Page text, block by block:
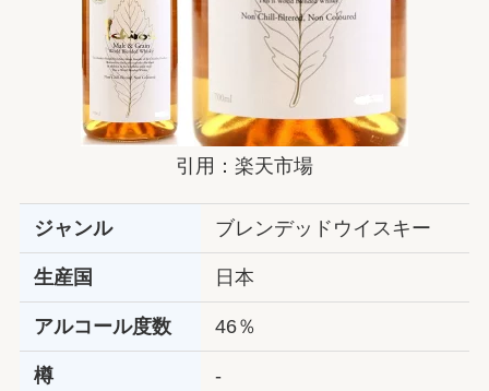
引用：楽天市場
ジャンル ブレンデッドウイスキー
生産国 日本
アルコール度数 46％
樽 ‐